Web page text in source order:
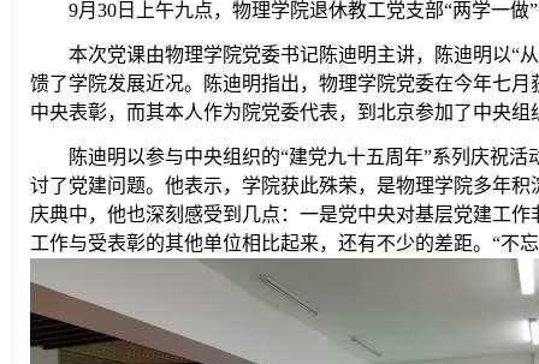
9月 30 日上午九点，物理学院退休教工党支部“两学一
本次党课由物理学院党委书记陈迪明主讲，陈迪明以“
馈了学院发展近况。陈迪明指出，物理学院党委在今年七
中央表彰，而其本人作为院党委代表，到北京参加了中央
陈迪明以参与中央组织的“建党九十五周年”系列庆祝
讨了党建问题。他表示，学院获此殊荣，是物理学院多年
庆典中，他也深刻感受到几点：一是党中央对基层党建工
工作与受表彰的其他单位相比起来，还有不少的差距。“不